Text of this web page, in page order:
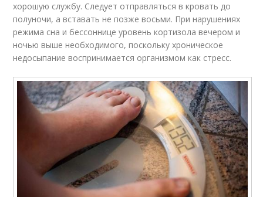
хорошую службу. Следует отправляться в кровать до
полуночи, а вставать не позже восьми. При нарушениях
режима сна и бессоннице уровень кортизола вечером и
ночью выше необходимого, поскольку хроническое
недосыпание воспринимается организмом как стресс.